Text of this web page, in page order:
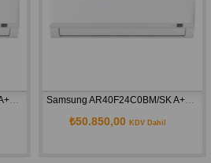
Samsung AR40F18C0BM/SK A++ 18000 BTU Inverter Duvar Tipi Klima
₺50.850,00 KDV Dahil